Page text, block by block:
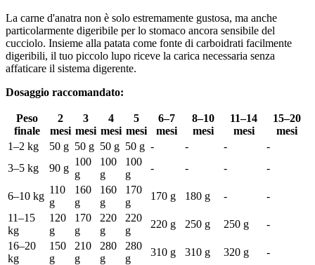
La carne d'anatra non è solo estremamente gustosa, ma anche
particolarmente digeribile per lo stomaco ancora sensibile del
cucciolo. Insieme alla patata come fonte di carboidrati facilmente
digeribili, il tuo piccolo lupo riceve la carica necessaria senza
affaticare il sistema digerente.
Dosaggio raccomandato:
Peso
finale
2
mesi
3
mesi
4
mesi
5
mesi
6–7
mesi
8–10
mesi
11–14
mesi
15–20
mesi
1–2 kg
50 g 50 g 50 g 50 g - - -
-
3–5 kg
90 g
100
g
100
g
100
g
- - - -
6–10 kg
110
g
160
g
160
g
170
g
170 g 180 g -
-
11–15
kg
120
g
170
g
220
g
220
g
220 g 250 g 250 g
-
16–20
kg
150
g
210
g
280
g
280
g
310 g 310 g 320 g
-